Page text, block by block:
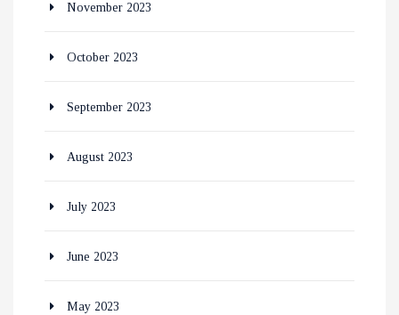
November 2023
October 2023
September 2023
August 2023
July 2023
June 2023
May 2023